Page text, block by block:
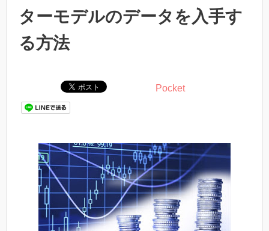
ターモデルのデータを入手す
る方法
Pocket